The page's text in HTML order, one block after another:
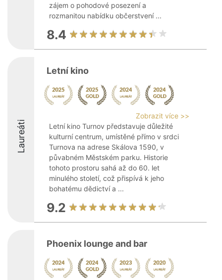
zájem o pohodové posezení a
rozmanitou nabídku občerstvení ...
8.4
Laureáti
Letní kino
Zobrazit více >>
Letní kino Turnov představuje důležité
kulturní centrum, umístěné přímo v srdci
Turnova na adrese Skálova 1590, v
půvabném Městském parku. Historie
tohoto prostoru sahá až do 60. let
minulého století, což přispívá k jeho
bohatému dědictví a ...
9.2
Phoenix lounge and bar